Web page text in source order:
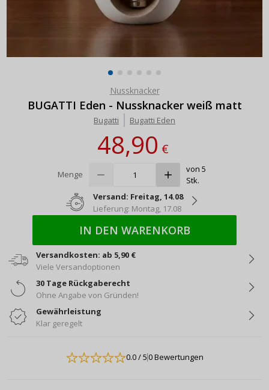
Nussknacker
BUGATTI Eden - Nussknacker weiß matt
Bugatti Bugatti Eden
48,90€
Menge
von 5
Stk.
Versand: Freitag, 14.08
Lieferung: Montag, 17.08
IN DEN WARENKORB
Versandkosten: ab 5,90 €
Viele Versandoptionen
30 Tage Rückgaberecht
Ohne Angabe von Gründen!
Gewährleistung
Klar geregelt
0.0/ 50 Bewertungen